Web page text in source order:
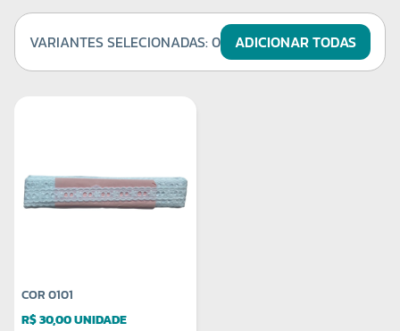
VARIANTES SELECIONADAS:0 ADICIONAR TODAS
COR 0101
R$ 30,00 UNIDADE